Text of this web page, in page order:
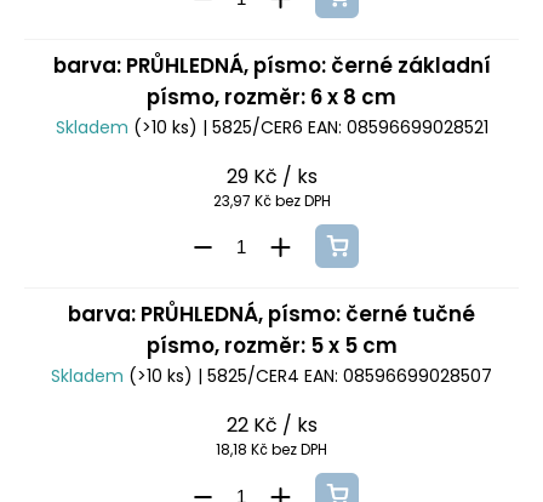
barva: PRŮHLEDNÁ, písmo: černé základní
písmo, rozměr: 6 x 8 cm
Skladem (>10 ks) | 5825/CER6 EAN: 08596699028521
29 Kč / ks
23,97 Kč bez DPH
barva: PRŮHLEDNÁ, písmo: černé tučné
písmo, rozměr: 5 x 5 cm
Skladem (>10 ks) | 5825/CER4 EAN: 08596699028507
22 Kč / ks
18,18 Kč bez DPH